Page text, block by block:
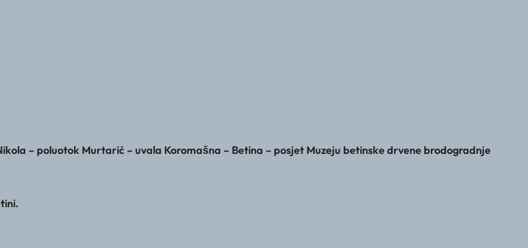
– poluotok Murtarić – uvala Koromašna – Betina – posjet Muzeju betinske drvene brodogradnje